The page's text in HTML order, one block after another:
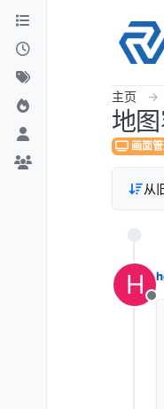
Skip to content
主页
地
画面
从
H